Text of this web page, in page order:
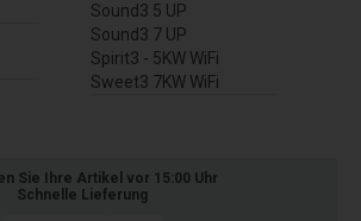
Sound3 5 UP
Sound3 7 UP
Spirit3 - 5KW WiFi
Sweet3 7KW WiFi
Sie Ihre Artikel vor 15:00 Uhr
Schnelle Lieferung